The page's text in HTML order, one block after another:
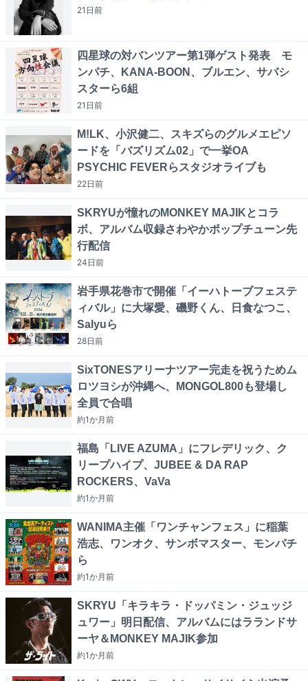
21日前
四星球の対バンツアー第1弾ゲスト発表 モ
ンパチ、KANA-BOON、ブルエン、サバシ
スターら6組
21日前
M!LK、小沢健二、スキズらのグルメエピソ
ードを「バズリズム02」で一挙OA
PSYCHIC FEVERらスタジオライブも
22日前
SKRYUが憧れのMONKEY MAJIKとコラ
ボ、アルバム収録さわやかポップチューン先
行配信
24日前
岩手県花巻市で開催「イーハトーブフェステ
ィバル」に大塚愛、磯野くん、日食なつこ、
Salyuら
28日前
SixTONESアリーナツアー完走を祝うためム
ロツヨシが沖縄へ、MONGOL800も登場し
全員で合唱
約1か月前
福島「LIVE AZUMA」にフレデリック、ク
リープハイプ、JUBEE & DA RAP
ROCKERS、VaVa
約1か月前
WANIMA主催「ワンチャンフェス」に稲葉
浩志、ワンオク、サンボマスター、モンパチ
ら
約1か月前
SKRYU「キラキラ・ドッパミン・ジュッジ
ュワー」明日配信、アルバムにはラランドサ
ーヤ＆MONKEY MAJIK参加
約1か月前